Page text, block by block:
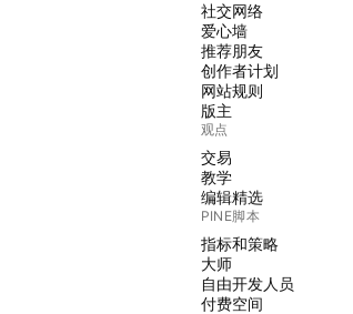
社交网络
爱心墙
推荐朋友
创作者计划
网站规则
版主
观点
交易
教学
编辑精选
PINE脚本
指标和策略
大师
自由开发人员
付费空间